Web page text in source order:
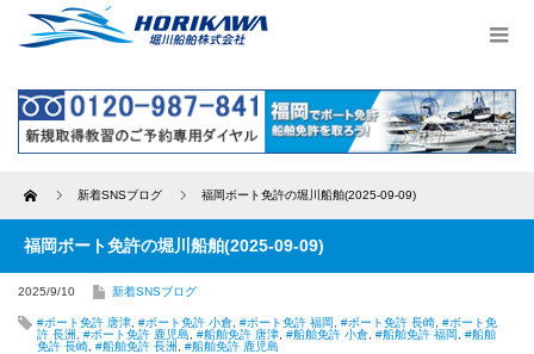
Home 新着SNSブログ 福岡ボート免許の堀川船舶(2025-09-09)
福岡ボート免許の堀川船舶(2025-09-09)
2025/9/10 新着SNSブログ
#ボート免許 唐津 #ボート免許 小倉 #ボート免許 福岡 #ボート免許 長崎 #ボート免
許 長洲
#ボート免許 鹿児島 #船舶免許 唐津 #船舶免許 小倉 #船舶免許 福岡
#船舶
免許 長崎 #船舶免許 長洲 #船舶免許 鹿児島